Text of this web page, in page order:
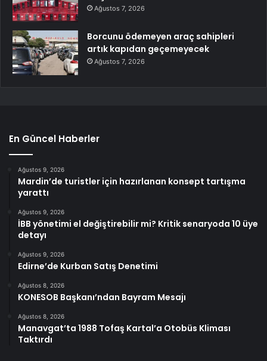
Ağustos 7, 2026
Borcunu ödemeyen araç sahipleri
artık kapıdan geçemeyecek
Ağustos 7, 2026
En Güncel Haberler
Ağustos 9, 2026
Mardin’de turistler için hazırlanan konsept tartışma
yarattı
Ağustos 9, 2026
İBB yönetimi el değiştirebilir mi? Kritik senaryoda 10 üye
detayı
Ağustos 9, 2026
Edirne’de Kurban Satış Denetimi
Ağustos 8, 2026
KONESOB Başkanı’ndan Bayram Mesajı
Ağustos 8, 2026
Manavgat’ta 1988 Tofaş Kartal’a Otobüs Kliması
Taktırdı